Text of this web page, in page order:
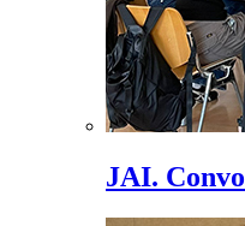
JAI.